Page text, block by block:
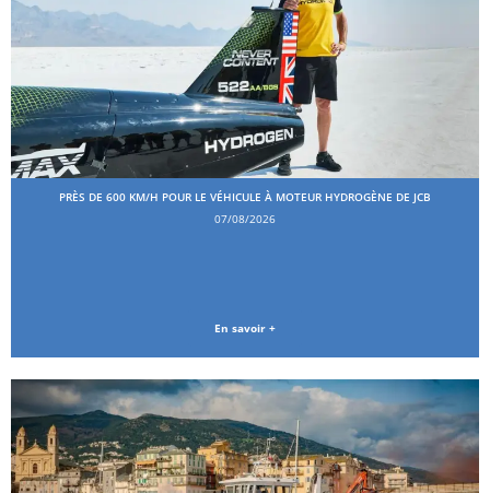
PRÈS DE 600 KM/H POUR LE VÉHICULE À MOTEUR HYDROGÈNE DE JCB
07/08/2026
En savoir +